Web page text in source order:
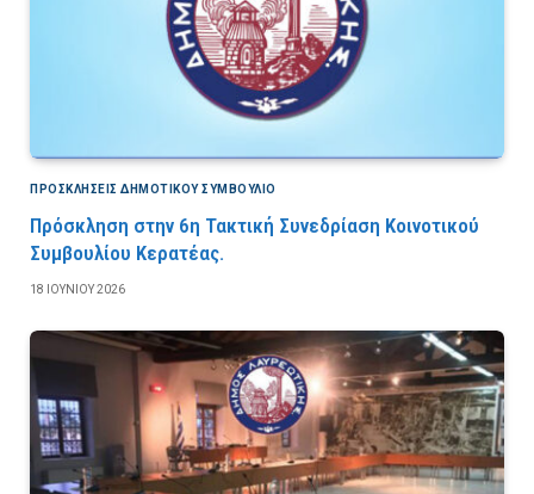
ΠΡΟΣΚΛΉΣΕΙΣ ΔΗΜΟΤΙΚΟΎ ΣΥΜΒΟΎΛΙΟ
Πρόσκληση στην 6η Τακτική Συνεδρίαση Κοινοτικού
Συμβουλίου Κερατέας.
18 ΙΟΥΝΊΟΥ 2026